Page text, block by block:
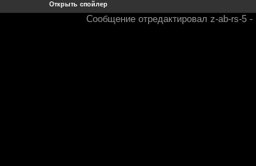
Сообщение отредактировал z-ab-rs-5 -